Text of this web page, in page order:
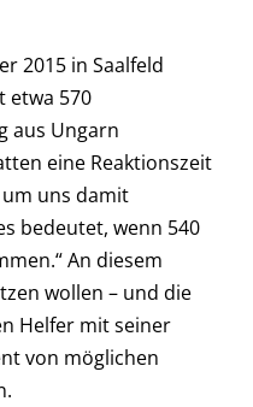
2015 in Saalfeld
etwa 570
aus Ungarn
eine Reaktionszeit
uns damit
bedeutet, wenn 540
An diesem
wollen – und die
Helfer mit seiner
von möglichen